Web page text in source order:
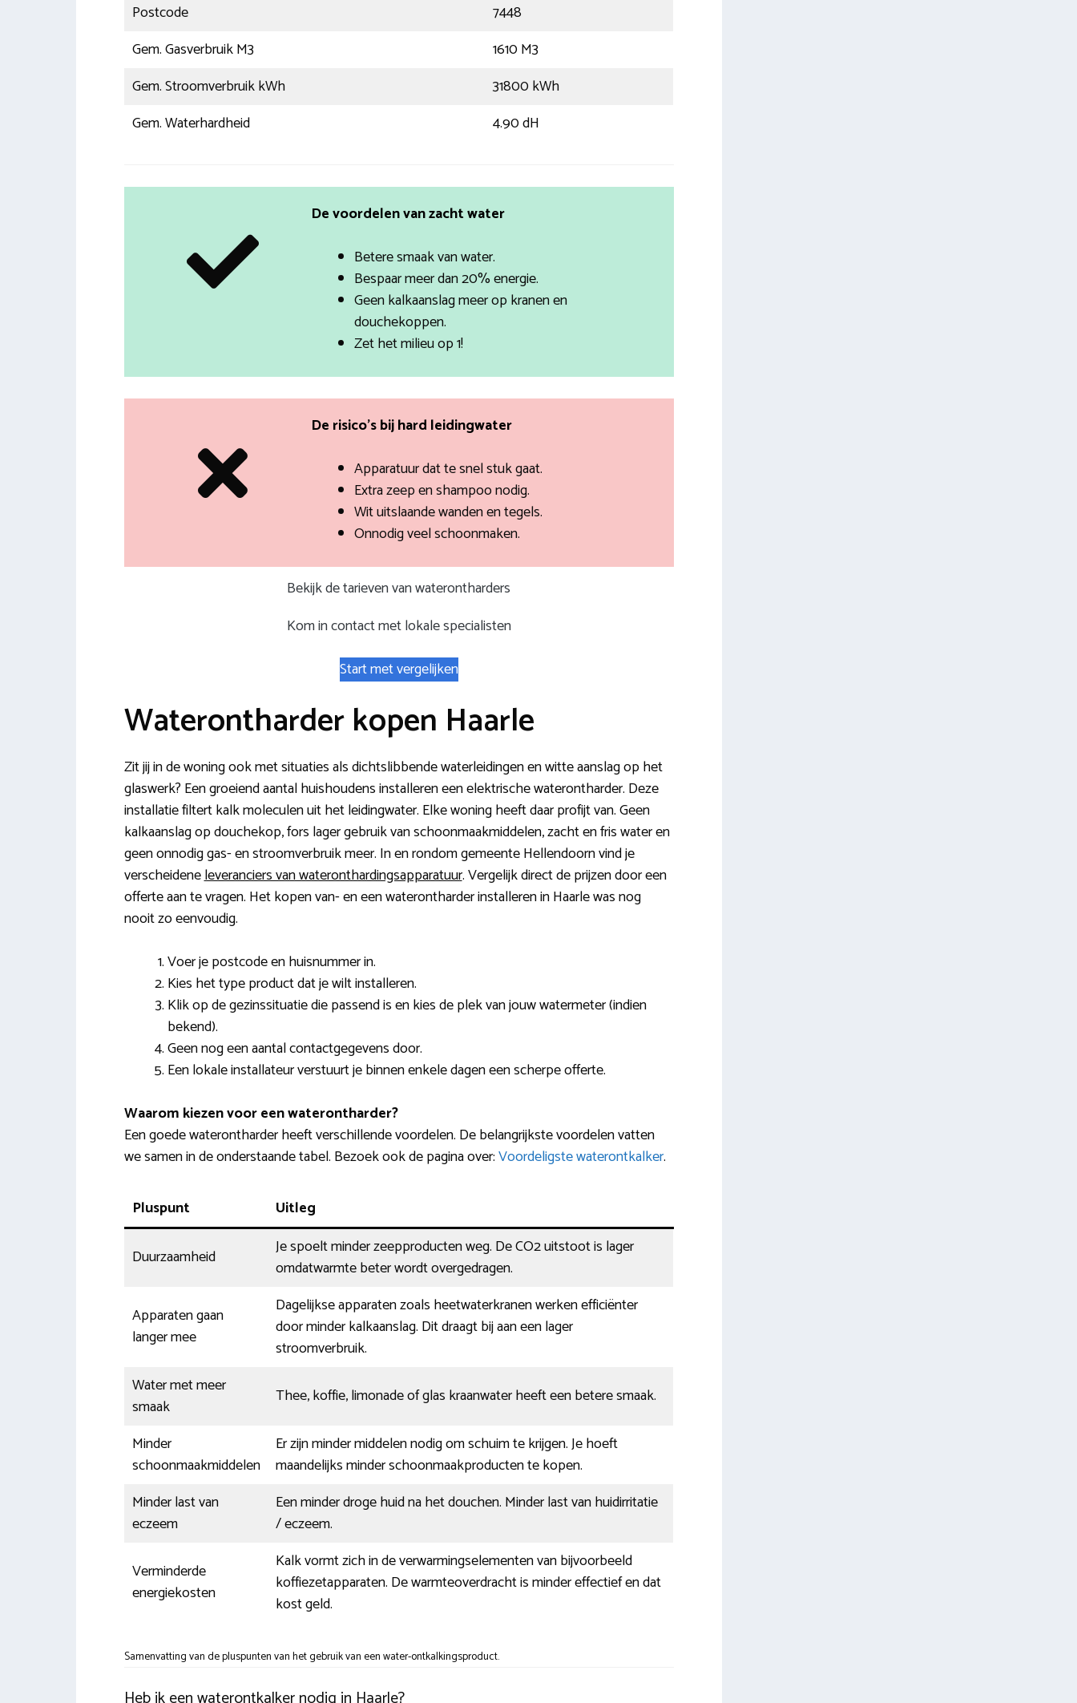
Postcode
7448
Gem. Gasverbruik M3
1610 M3
Gem. Stroomverbruik kWh
31800 kWh
Gem. Waterhardheid
4.90 dH
De voordelen van zacht water
Betere smaak van water.
Bespaar meer dan 20% energie.
Geen kalkaanslag meer op kranen en
douchekoppen.
Zet het milieu op 1!
De risico’s bij hard leidingwater
Apparatuur dat te snel stuk gaat.
Extra zeep en shampoo nodig.
Wit uitslaande wanden en tegels.
Onnodig veel schoonmaken.
Bekijk de tarieven van waterontharders
Kom in contact met lokale specialisten
Start met vergelijken
Waterontharder kopen Haarle
Zit jij in de woning ook met situaties als dichtslibbende waterleidingen en witte aanslag op het
glaswerk? Een groeiend aantal huishoudens installeren een elektrische waterontharder. Deze
installatie filtert kalk moleculen uit het leidingwater. Elke woning heeft daar profijt van. Geen
kalkaanslag op douchekop, fors lager gebruik van schoonmaakmiddelen, zacht en fris water en
geen onnodig gas- en stroomverbruik meer. In en rondom gemeente Hellendoorn vind je
verscheideneleveranciers van wateronthardingsapparatuur. Vergelijk direct de prijzen door een
offerte aan te vragen. Het kopen van- en een waterontharder installeren in Haarle was nog
nooit zo eenvoudig.
Voer je postcode en huisnummer in.
Kies het type product dat je wilt installeren.
Klik op de gezinssituatie die passend is en kies de plek van jouw watermeter (indien
bekend).
Geen nog een aantal contactgegevens door.
Een lokale installateur verstuurt je binnen enkele dagen een scherpe offerte.
Waarom kiezen voor een waterontharder?
Een goede waterontharder heeft verschillende voordelen. De belangrijkste voordelen vatten
we samen in de onderstaande tabel. Bezoek ook de pagina over:Voordeligste waterontkalker.
Pluspunt Uitleg
Duurzaamheid
Je spoelt minder zeepproducten weg. De CO2 uitstoot is lager
omdatwarmte beter wordt overgedragen.
Apparaten gaan
langer mee
Dagelijkse apparaten zoals heetwaterkranen werken efficiënter
door minder kalkaanslag. Dit draagt bij aan een lager
stroomverbruik.
Water met meer
smaak
Thee, koffie, limonade of glas kraanwater heeft een betere smaak.
Minder
schoonmaakmiddelen
Er zijn minder middelen nodig om schuim te krijgen. Je hoeft
maandelijks minder schoonmaakproducten te kopen.
Minder last van
eczeem
Een minder droge huid na het douchen. Minder last van huidirritatie
/ eczeem.
Verminderde
energiekosten
Kalk vormt zich in de verwarmingselementen van bijvoorbeeld
koffiezetapparaten. De warmteoverdracht is minder effectief en dat
kost geld.
Samenvatting van de pluspunten van het gebruik van een water-ontkalkingsproduct.